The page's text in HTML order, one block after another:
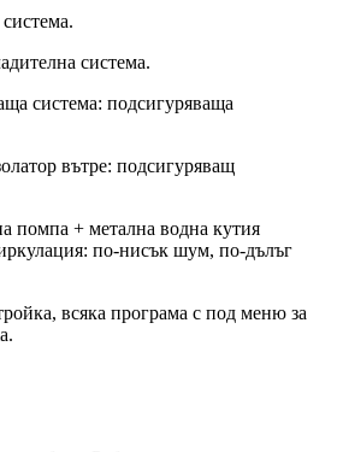
система.
система: подсигуряваща
вътре: подсигуряващ
помпа + метална водна кутия
по-нисък шум, по-дълъг
всяка програма с под меню за